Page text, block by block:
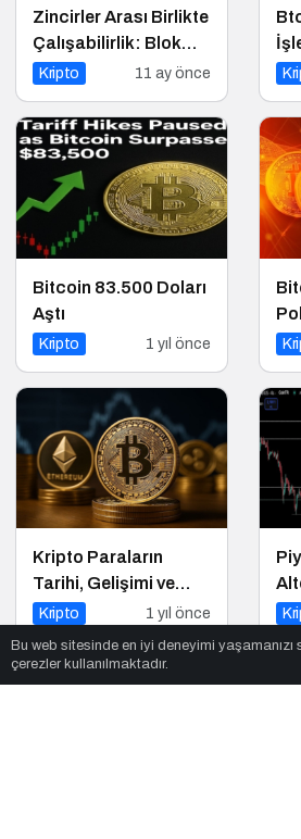
Zincirler Arası Birlikte
Çalışabilirlik: Blok
Zincirlerin Geleceği
Kripto 11 ay önce
Bitcoin 83.500 Doları
Aştı
Kripto 1 yıl önce
Kripto Paraların
Tarihi, Gelişimi ve
Geleceği
Kripto 1 yıl önce
Bu web sitesinde en iyi deneyimi yaşamanızı
çerezler kullanılmaktadır.